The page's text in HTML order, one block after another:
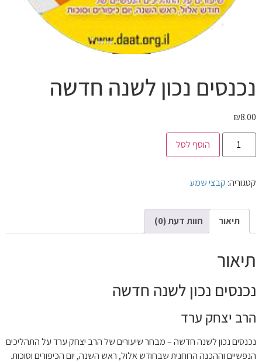
נכנסים נכון לשנה חדשה
₪8.00
הוסף לסל
קטגוריה: קבצי שמע
תיאור חוות דעת (0)
תיאור
נכנסים נכון לשנה חדשה
הרב יצחק ערד
נכנסים נכון לשנה חדשה – מבחר שיעורים של הרב יצחק ערד על התהליכים
הנפשיים וההכנה הרוחנית שבחודש אלול, ראש השנה, יום הכיפורים וסוכות.